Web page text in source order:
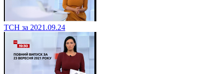
ТСН за 2021.09.24